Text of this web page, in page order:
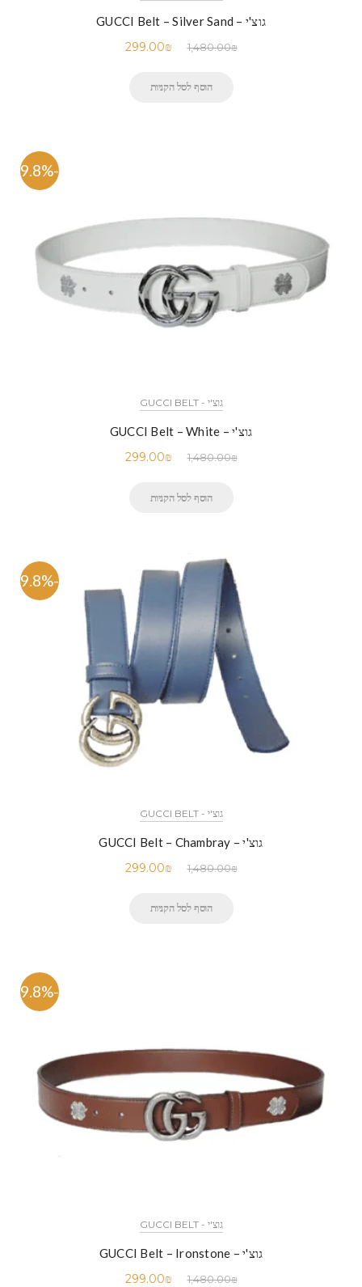
גוצ'י – GUCCI Belt – Silver Sand
1,480.00₪
299.00₪
הוסף לסל הקניות
-79.8%
גוצ'י - GUCCI BELT
גוצ'י – GUCCI Belt – White
1,480.00₪
299.00₪
הוסף לסל הקניות
-79.8%
גוצ'י - GUCCI BELT
גוצ'י – GUCCI Belt – Chambray
1,480.00₪
299.00₪
הוסף לסל הקניות
-79.8%
גוצ'י - GUCCI BELT
גוצ'י – GUCCI Belt – Ironstone
1,480.00₪
299.00₪